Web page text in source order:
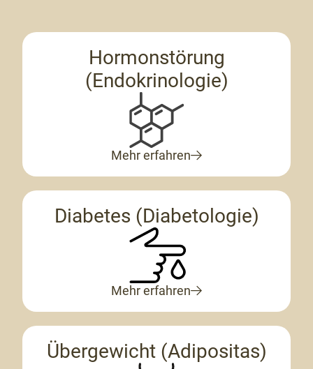
Hormonstörung
(Endokrinologie)
Mehr erfahren
Diabetes (Diabetologie)
Mehr erfahren
Übergewicht (Adipositas)